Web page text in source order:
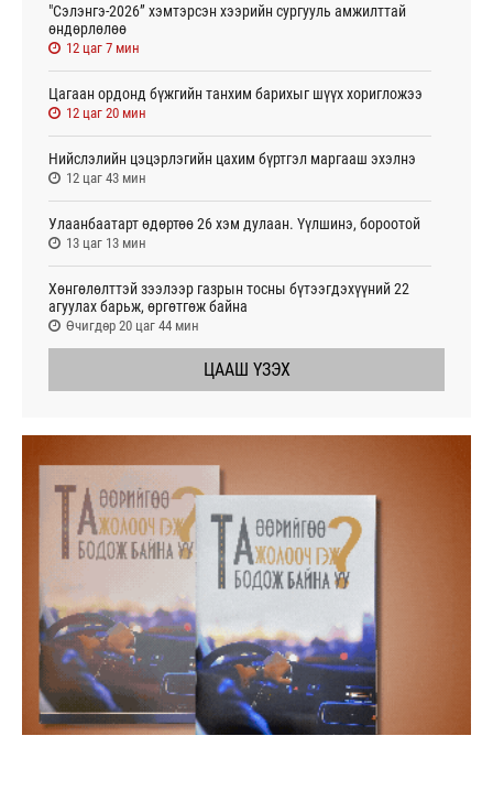
"Сэлэнгэ-2026” хэмтэрсэн хээрийн сургууль амжилттай
өндөрлөлөө
12 цаг 7 мин
Цагаан ордонд бүжгийн танхим барихыг шүүх хоригложээ
12 цаг 20 мин
Нийслэлийн цэцэрлэгийн цахим бүртгэл маргааш эхэлнэ
12 цаг 43 мин
Улаанбаатарт өдөртөө 26 хэм дулаан. Үүлшинэ, бороотой
13 цаг 13 мин
Хөнгөлөлттэй зээлээр газрын тосны бүтээгдэхүүний 22
агуулах барьж, өргөтгөж байна
Өчигдөр 20 цаг 44 мин
ЦААШ ҮЗЭХ